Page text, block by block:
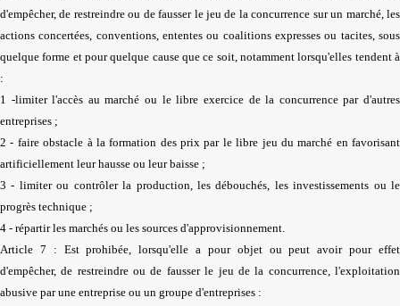
d'empêcher, de restreindre ou de fausser le jeu de la concurrence sur un marché, les
actions concertées, conventions, ententes ou coalitions expresses ou tacites, sous
quelque forme et pour quelque cause que ce soit, notamment lorsqu'elles tendent à
:
1 -limiter l'accès au marché ou le libre exercice de la concurrence par d'autres
entreprises ;
2 - faire obstacle à la formation des prix par le libre jeu du marché en favorisant
artificiellement leur hausse ou leur baisse ;
3 - limiter ou contrôler la production, les débouchés, les investissements ou le
progrès technique ;
4 - répartir les marchés ou les sources d'approvisionnement.
Article 7 : Est prohibée, lorsqu'elle a pour objet ou peut avoir pour effet
d'empêcher, de restreindre ou de fausser le jeu de la concurrence, l'exploitation
abusive par une entreprise ou un groupe d'entreprises :